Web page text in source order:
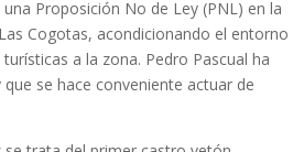
Proposición No de Ley (PNL) en la
Cogotas, acondicionando el entorno
a la zona. Pedro Pascual ha
se hace conveniente actuar de